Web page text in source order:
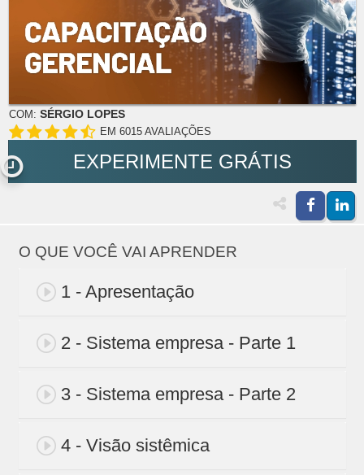
COM: SÉRGIO LOPES
EM 6015 AVALIAÇÕES
EXPERIMENTE GRÁTIS
O QUE VOCÊ VAI APRENDER
1 - Apresentação
2 - Sistema empresa - Parte 1
3 - Sistema empresa - Parte 2
4 - Visão sistêmica